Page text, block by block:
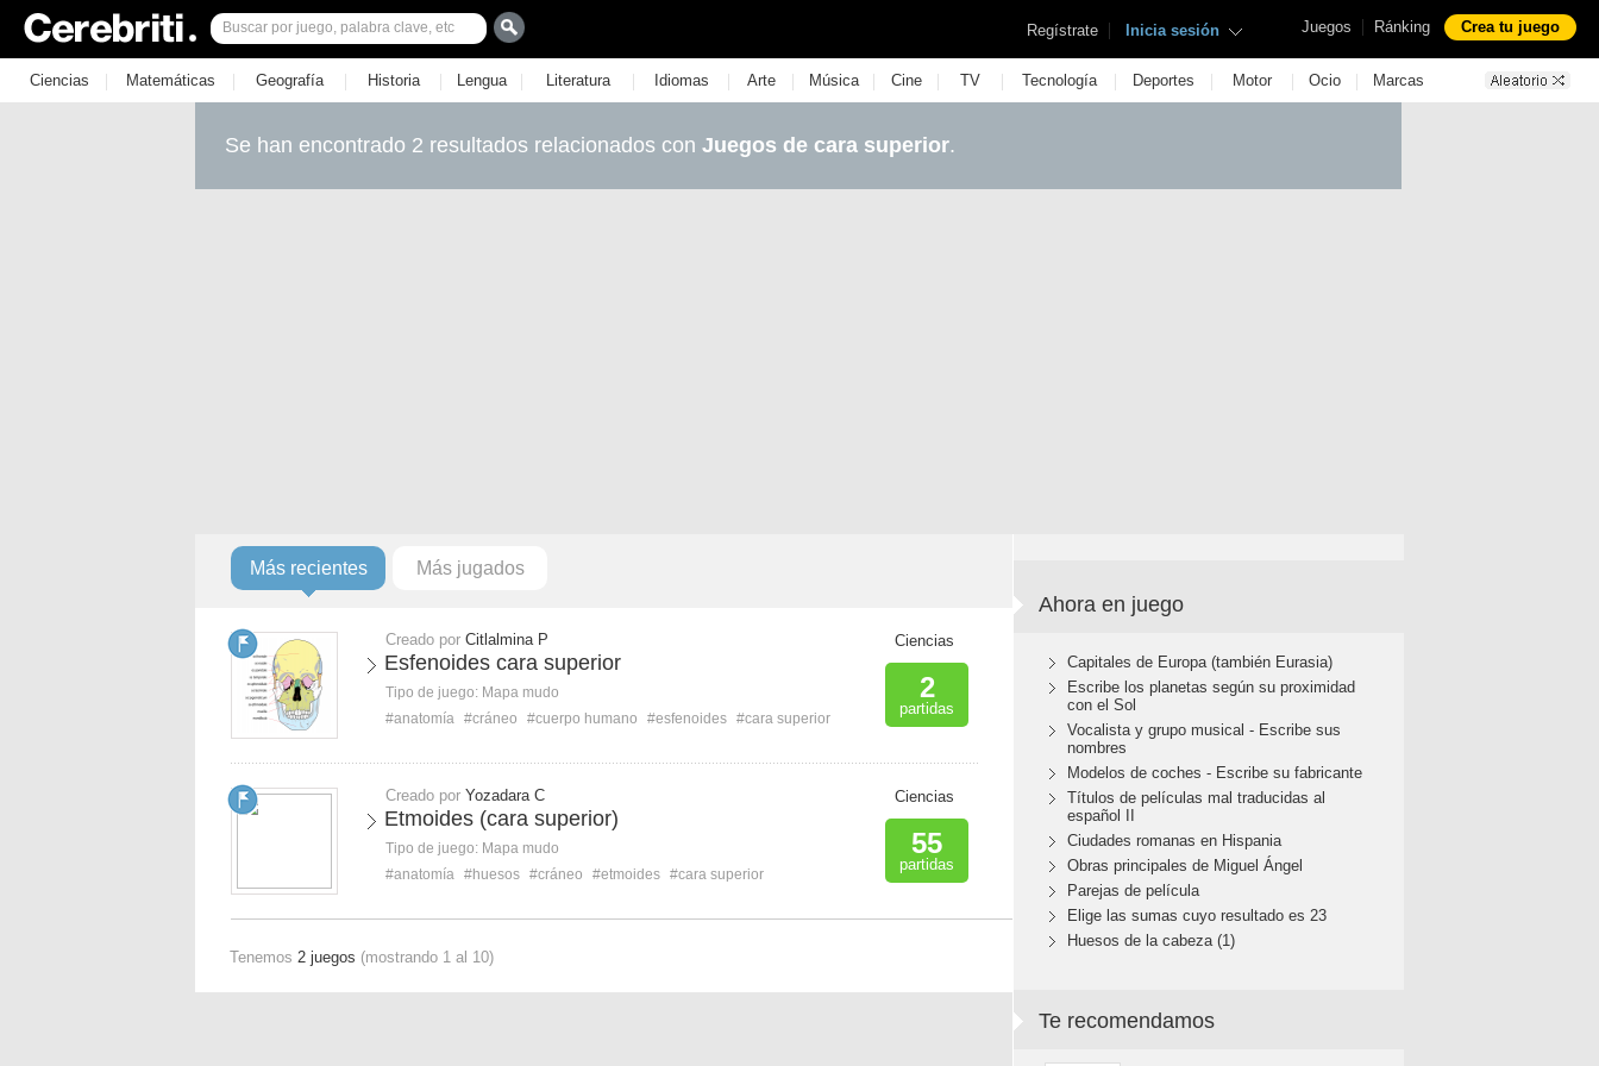
Juegos | Ránking Crea tu juego
Regístrate | Inicia sesión
Ciencias | Matemáticas | Geografía | Historia | Lengua | Literatura | Idiomas | Arte | Música | Cine | TV | Tecnología | Deportes | Motor | Ocio | Marcas
Se han encontrado 2 resultados relacionados con Juegos de cara superior.
Más recientes Más jugados
Creado por Citlalmina P
Esfenoides cara superior
Tipo de juego: Mapa mudo
#anatomía #cráneo #cuerpo humano #esfenoides #cara superior
Ciencias
2
partidas
Creado por Yozadara C
Etmoides (cara superior)
Tipo de juego: Mapa mudo
#anatomía #huesos #cráneo #etmoides #cara superior
Ciencias
55
partidas
Tenemos 2 juegos (mostrando 1 al 10)
Ahora en juego
Capitales de Europa (también Eurasia)
Escribe los planetas según su proximidad
con el Sol
Vocalista y grupo musical - Escribe sus
nombres
Modelos de coches - Escribe su fabricante
Títulos de películas mal traducidas al
español II
Ciudades romanas en Hispania
Obras principales de Miguel Ángel
Parejas de película
Elige las sumas cuyo resultado es 23
Huesos de la cabeza (1)
Te recomendamos